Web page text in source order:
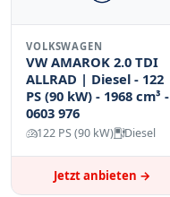
VOLKSWAGEN
VW AMAROK 2.0 TDI
ALLRAD | Diesel - 122
PS (90 kW) - 1968 cm³ -
0603 976
122 PS (90 kW) Diesel
Jetzt anbieten →